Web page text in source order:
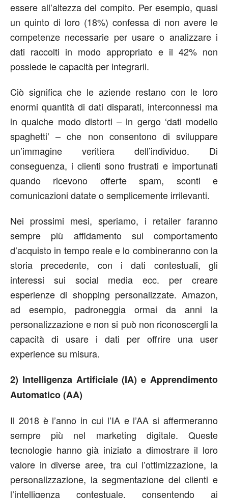
essere all’altezza del compito. Per esempio, quasi
un quinto di loro (18%) confessa di non avere le
competenze necessarie per usare o analizzare i
dati raccolti in modo appropriato e il 42% non
possiede le capacità per integrarli.
Ciò significa che le aziende restano con le loro
enormi quantità di dati disparati, interconnessi ma
in qualche modo distorti – in gergo ‘dati modello
spaghetti’ – che non consentono di sviluppare
un’immagine veritiera dell’individuo. Di
conseguenza, i clienti sono frustrati e importunati
quando ricevono offerte spam, sconti e
comunicazioni datate o semplicemente irrilevanti.
Nei prossimi mesi, speriamo, i retailer faranno
sempre più affidamento sul comportamento
d’acquisto in tempo reale e lo combineranno con la
storia precedente, con i dati contestuali, gli
interessi sui social media ecc. per creare
esperienze di shopping personalizzate. Amazon,
ad esempio, padroneggia ormai da anni la
personalizzazione e non si può non riconoscergli la
capacità di usare i dati per offrire una user
experience su misura.
2) Intelligenza Artificiale (IA) e Apprendimento
Automatico (AA)
Il 2018 è l’anno in cui l’IA e l’AA si affermeranno
sempre più nel marketing digitale. Queste
tecnologie hanno già iniziato a dimostrare il loro
valore in diverse aree, tra cui l’ottimizzazione, la
personalizzazione, la segmentazione dei clienti e
l’intelligenza contestuale, consentendo ai